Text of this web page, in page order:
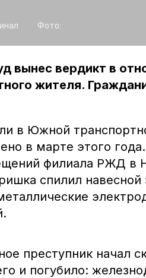
Фото:
вынес вердикт в
жителя.
в Южной
в марте этого
филиала РЖД в
спилил
преступник начал
и погубило: